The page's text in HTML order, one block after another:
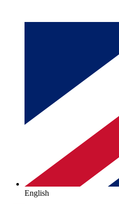
English